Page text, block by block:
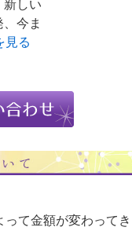
新しい
今ま
見る
て金額が変わってき